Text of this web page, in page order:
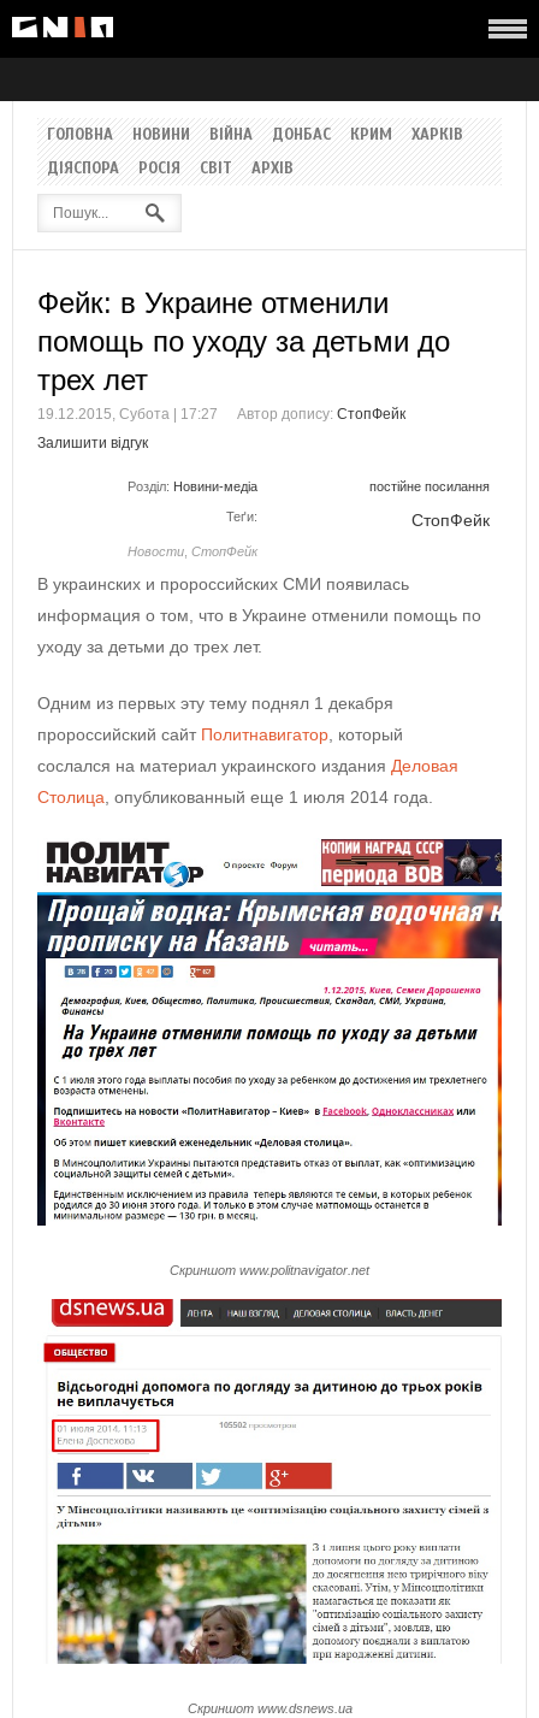
ГОЛОВНА НОВИНИ ВІЙНА ДОНБАС КРИМ
ХАРКІВ
ДІЯСПОРА
РОСІЯ СВІТ АРХІВ
Фейк: в Украине отменили
помощь по уходу за детьми до
трех лет
19.12.2015, Субота | 17:27 Автор допису: СтопФейк
Залишити відгук
Розділ: Новини-медіа постійне посилання
Теґи:
Новости СтопФейк
СтопФейк
В украинских и пророссийских СМИ появилась
информация о том, что в Украине отменили помощь по
уходу за детьми до трех лет.
Одним из первых эту тему поднял 1 декабря
пророссийский сайт Политнавигатор , который
сослался на материал украинского издания Деловая
Столица , опубликованный еще 1 июля 2014 года.
Скриншот www.politnavigator.net
Скриншот www.dsnews.ua